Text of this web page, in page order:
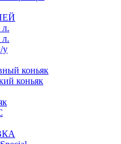
л.
л.
у
коньяк
коньяк